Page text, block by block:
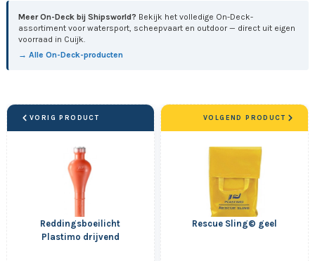
Meer On-Deck bij Shipsworld? Bekijk het volledige On-Deck-
assortiment voor watersport, scheepvaart en outdoor — direct uit eigen
voorraad in Cuijk.
→ Alle On-Deck-producten
VORIG PRODUCT
Reddingsboeilicht
Plastimo drijvend
Rescue Sling© geel
VOLGEND PRODUCT